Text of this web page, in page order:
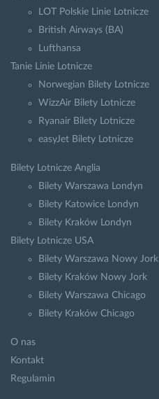
LOT Polskie Linie Lotnicze
British Airways (BA)
Lufthansa
Tanie Linie Lotnicze
Norwegian Bilety Lotnicze
WizzAir Bilety Lotnicze
Ryanair Bilety Lotnicze
easyJet Bilety Lotnicze
Bilety Lotnicze Anglia
Bilety Warszawa Londyn
Bilety Katowice Londyn
Bilety Kraków Londyn
Bilety Lotnicze USA
Bilety Warszawa Nowy Jork
Bilety Kraków Nowy Jork
Bilety Warszawa Chicago
Bilety Kraków Chicago
O nas
Kontakt
Regulamin